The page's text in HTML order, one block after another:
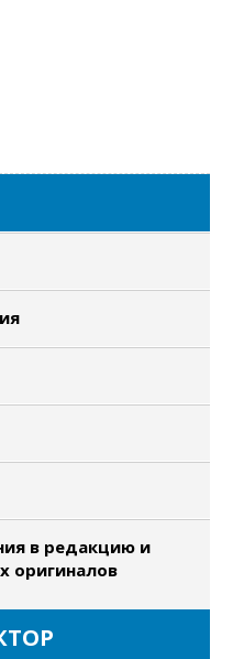
в редакцию и
оригиналов